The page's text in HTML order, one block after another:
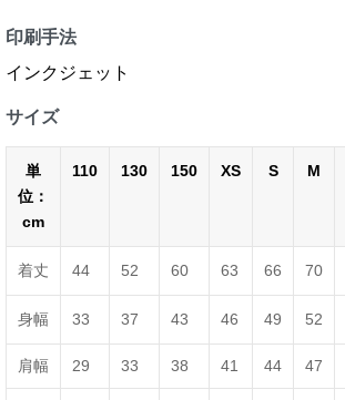
印刷手法
インクジェット
サイズ
単
位：
cm
110 130 150 XS S M
着丈 44 52 60 63 66 70
身幅 33 37 43 46 49 52
肩幅 29 33 38 41 44 47